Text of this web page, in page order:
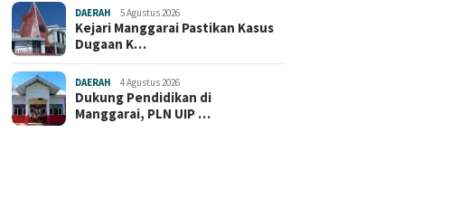
DAERAH 5 Agustus 2026
Kejari Manggarai Pastikan Kasus
Dugaan K…
DAERAH 4 Agustus 2026
Dukung Pendidikan di
Manggarai, PLN UIP …